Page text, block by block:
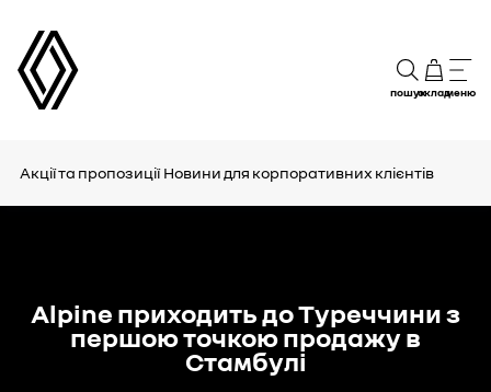
пошукскладменю
Акції та пропозиції Новини для корпоративних клієнтів
Alpine приходить до Туреччини з
першою точкою продажу в
Стамбулі